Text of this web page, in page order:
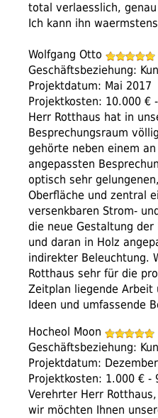
total verlaesslich,
Ich kann ihn
Wolfgang Otto
Geschäftsbeziehung:
Projektdatum: Mai 2017
Projektkosten: 10.000 €
Herr Rotthaus hat in
Besprechungsraum
gehörte neben einem
angepassten
optisch sehr
Oberfläche und zentral
versenkbaren Strom-
die neue Gestaltung der
und daran in Holz
indirekter Beleuchtung.
Rotthaus sehr für die
Zeitplan liegende Arbeit
Ideen und umfassende
Hocheol Moon
Geschäftsbeziehung:
Projektdatum:
Projektkosten: 1.000 € -
Verehrter Herr Rotthaus,
wir möchten Ihnen